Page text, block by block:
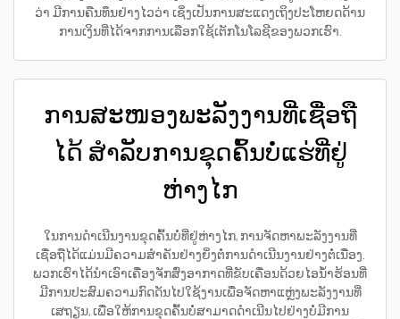
ວ່າ ມີການຄືນທຶນຢ່າງໄວວ່າ ເຊິ່ງເປັນການສະແດງເຖິງປະໂຫຍດດ້ານ
ການເງິນທີ່ໄດ້ຈາກການເລືອກໃຊ້ເຕັກໂນໂລຊີຂອງພວກເຮົາ.
ການສະໜອງພະລັງງານທີ່ເຊື່ອຖື
ໄດ້ ສຳລັບການຂຸດຄົ້ນບໍ່ແຮ່ທີ່ຢູ່
ຫ່າງໄກ
ໃນການດຳເນີນງານຂຸດຄົ້ນບໍ່ທີ່ຢູ່ຫ່າງໄກ, ການຈັດຫາພະລັງງານທີ່
ເຊື່ອຖືໄດ້ແມ່ນມີຄວາມສຳຄັນຢ່າງຍິ່ງຕໍ່ການດຳເນີນງານຢ່າງຕໍ່ເນື່ອງ.
ພວກເຮົາໄດ້ນຳເອົາເຄື່ອງຈັກສົ່ງອາກາດທີ່ຂັບເຄື່ອນດ້ວຍໄອນ້ຳຮ້ອນທີ່
ມີການປະສົມຄວາມກົດດັນໄປໃຊ້ງານເພື່ອຈັດຫາແຫຼ່ງພະລັງງານທີ່
ເສຖຽນ, ເພື່ອໃຫ້ການຂຸດຄົ້ນບໍ່ສາມາດດຳເນີນໄປຢ່າງບໍ່ມີການ